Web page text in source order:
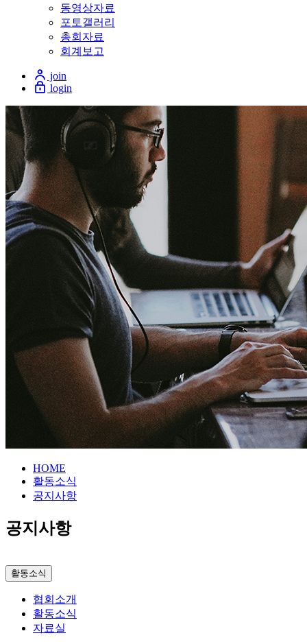
동영상자료
포토갤러리
총회자료
회계보고
join
login
HOME
활동소식
공지사항
공지사항
활동소식
협회소개
활동소식
자료실